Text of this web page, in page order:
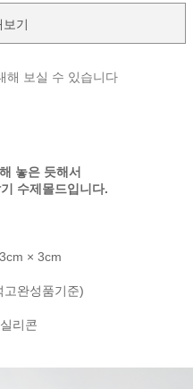
보기
해 보실 수 있습니다
놓은 듯해서
수제몰드입니다.
× 3cm
완성품기준)
리콘